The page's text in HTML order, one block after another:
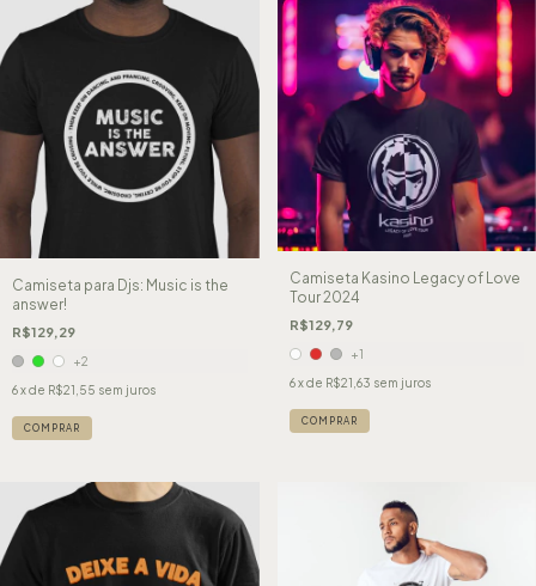
Camiseta para Djs: Music is the
answer!
R$129,29
+2
6x de R$21,55 sem juros
COMPRAR
Camiseta Kasino Legacy of Love
Tour 2024
R$129,79
+1
6 x de R$21,63 sem juros
COMPRAR